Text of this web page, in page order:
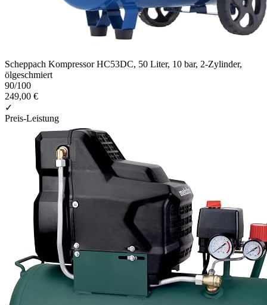
Scheppach Kompressor HC53DC, 50 Liter, 10 bar, 2-Zylinder,
ölgeschmiert
90/100
249,00 €
✓
Preis-Leistung